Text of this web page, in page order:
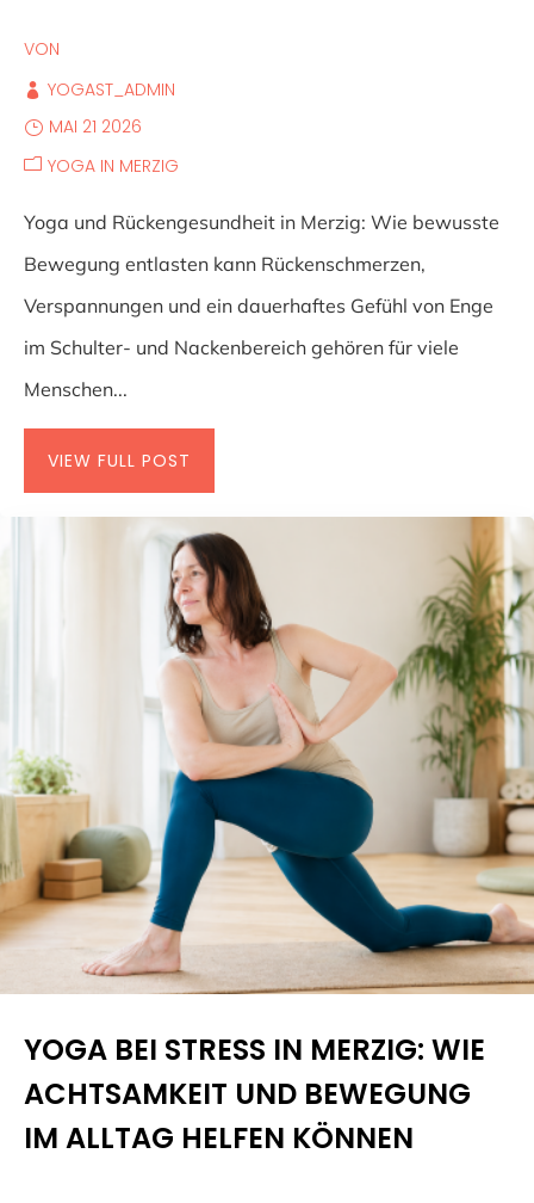
VON
YOGAST_ADMIN
MAI 21 2026
YOGA IN MERZIG
Yoga und Rückengesundheit in Merzig: Wie bewusste
Bewegung entlasten kann Rückenschmerzen,
Verspannungen und ein dauerhaftes Gefühl von Enge
im Schulter- und Nackenbereich gehören für viele
Menschen...
VIEW FULL POST
YOGA BEI STRESS IN MERZIG: WIE
ACHTSAMKEIT UND BEWEGUNG
IM ALLTAG HELFEN KÖNNEN